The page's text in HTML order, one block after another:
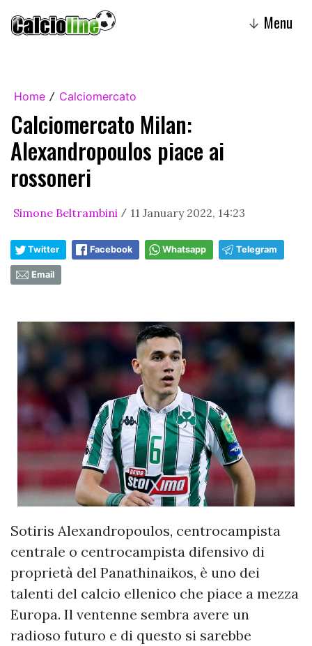
↓ Menu
Home / Calciomercato
Calciomercato Milan:
Alexandropoulos piace ai
rossoneri
Simone Beltrambini / 11 January 2022, 14:23
Twitter Facebook Whatsapp Telegram
Email
Sotiris Alexandropoulos, centrocampista
centrale o centrocampista difensivo di
proprietà del Panathinaikos, è uno dei
talenti del calcio ellenico che piace a mezza
Europa. Il ventenne sembra avere un
radioso futuro e di questo si sarebbe